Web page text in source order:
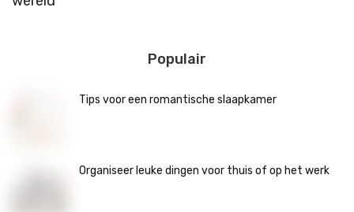
Populair
Tips voor een romantische slaapkamer
Organiseer leuke dingen voor thuis of op het werk